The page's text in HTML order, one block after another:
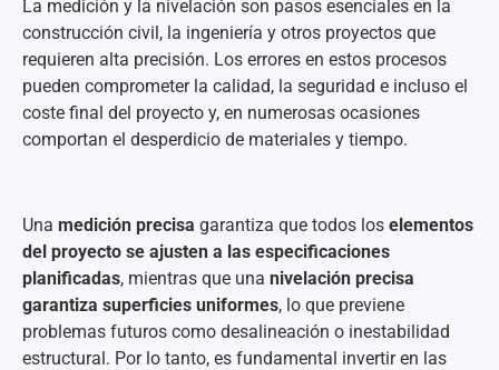
La medición y la nivelación son pasos esenciales en la
construcción civil, la ingeniería y otros proyectos que
requieren alta precisión. Los errores en estos procesos
pueden comprometer la calidad, la seguridad e incluso el
coste final del proyecto y, en numerosas ocasiones
comportan el desperdicio de materiales y tiempo.
Una medición precisa garantiza que todos los elementos
del proyecto se ajusten a las especificaciones
planificadas, mientras que una nivelación precisa
garantiza superficies uniformes, lo que previene
problemas futuros como desalineación o inestabilidad
estructural. Por lo tanto, es fundamental invertir en las